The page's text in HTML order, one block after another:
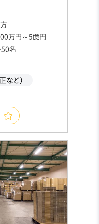
万円～5億円
名
など）